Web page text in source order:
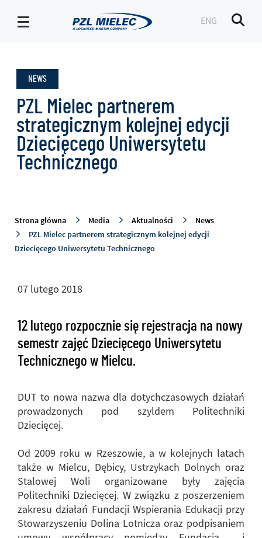
Mielec
ENG
NEWS
PZL Mielec partnerem
strategicznym kolejnej edycji
Dziecięcego Uniwersytetu
Technicznego
Strona główna Media Aktualności
News
PZL Mielec partnerem strategicznym kolejnej edycji
Dziecięcego Uniwersytetu Technicznego
07 lutego 2018
12 lutego rozpocznie się rejestracja na nowy
semestr zajęć Dziecięcego Uniwersytetu
Technicznego w Mielcu.
DUT to nowa nazwa dla dotychczasowych działań
prowadzonych pod szyldem Politechniki
Dziecięcej.
Od 2009 roku w Rzeszowie, a w kolejnych latach
także w Mielcu, Dębicy, Ustrzykach Dolnych oraz
Stalowej Woli organizowane były zajęcia
Politechniki Dziecięcej. W związku z poszerzeniem
zakresu działań Fundacji Wspierania Edukacji przy
Stowarzyszeniu Dolina Lotnicza oraz podpisaniem